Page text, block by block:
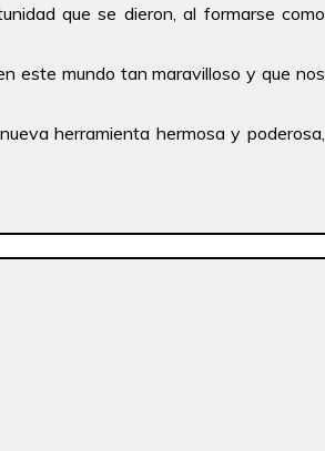
que se dieron, al formarse como
este mundo tan maravilloso y que nos
herramienta hermosa y poderosa,